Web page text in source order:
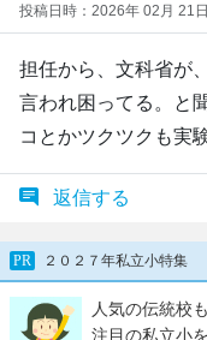
投稿日時：2026年 02月 21
担任から、文科省が
言われ困ってる。と
コとかツクツクも実
返信する